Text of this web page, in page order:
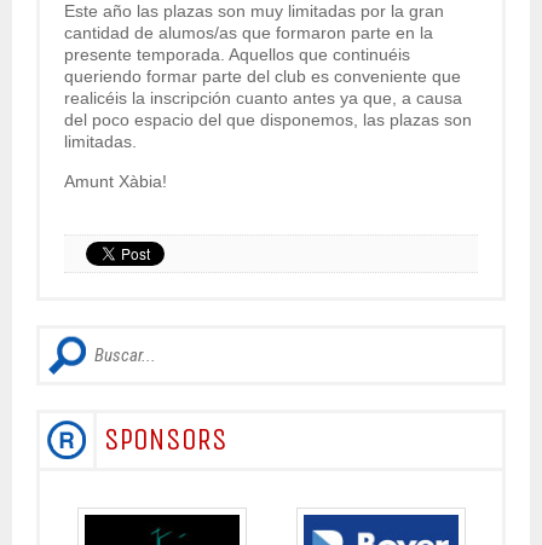
Este año las plazas son muy limitadas por la gran
cantidad de alumos/as que formaron parte en la
presente temporada. Aquellos que continuéis
queriendo formar parte del club es conveniente que
realicéis la inscripción cuanto antes ya que, a causa
del poco espacio del que disponemos, las plazas son
limitadas.
Amunt Xàbia!
SPONSORS